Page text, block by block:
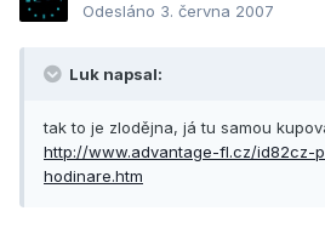
Odesláno 3. června 2007
Luk napsal:
tak to je zlodějna, já tu samou
http://www.advantage-fl.cz/id82cz-
hodinare.htm